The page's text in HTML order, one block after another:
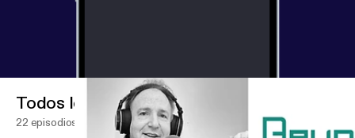
Todos los episodios
22 episodios